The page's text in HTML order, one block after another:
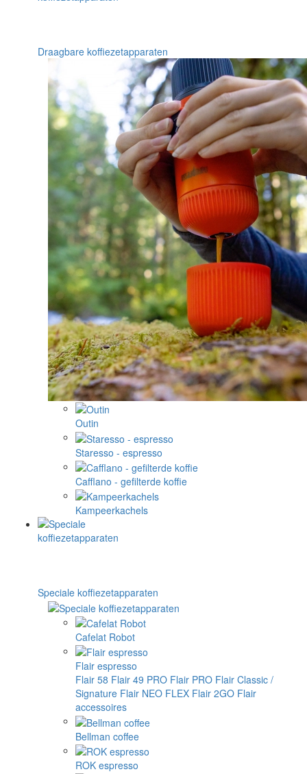
Draagbare koffiezetapparaten
Outin
Staresso - espresso
Cafflano - gefilterde koffie
Kampeerkachels
Speciale koffiezetapparaten
Cafelat Robot
Flair espresso
Flair 58 Flair 49 PRO Flair PRO Flair Classic /
Signature Flair NEO FLEX Flair 2GO Flair
accessoires
Bellman coffee
ROK espresso